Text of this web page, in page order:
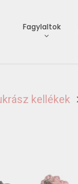
Fagylaltok
kellékek